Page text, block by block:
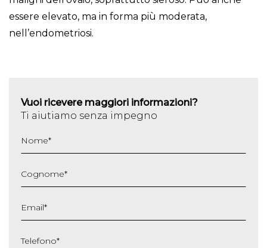
essere elevato, ma in forma più moderata,
nell’endometriosi.
Vuoi ricevere maggiori informazioni?
Ti aiutiamo senza impegno
Nome*
Cognome*
Email*
Telefono*